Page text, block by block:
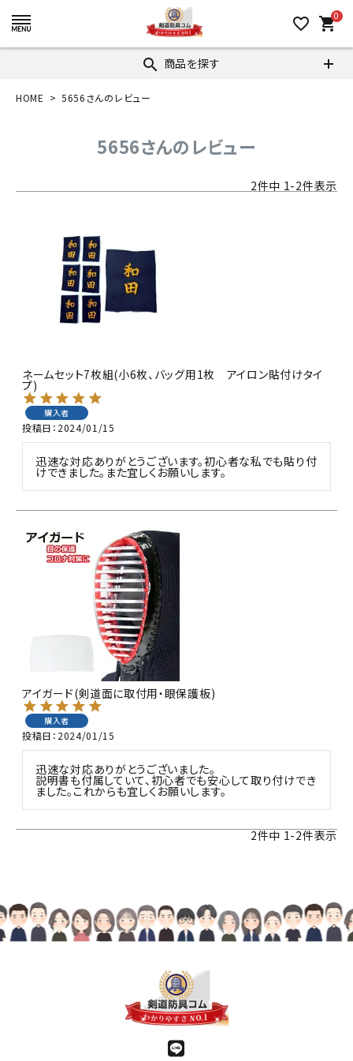
favorite_border 0
shopping_cart
search 商品を探す
HOME 5656さんのレビュー
5656さんのレビュー
2件中 1-2件表示
ネームセット7枚組(小6枚、バッグ用1枚 アイロン貼付けタイ
プ)
購入者
投稿日 2024/01/15
迅速な対応ありがとうございます。初心者な私でも貼り付
けできました。また宜しくお願いします。
アイガード(剣道面に取付用・眼保護板)
購入者
投稿日 2024/01/15
迅速な対応ありがとうございました。
説明書も付属していて、初心者でも安心して取り付けでき
ました。これからも宜しくお願いします。
2件中 1-2件表示